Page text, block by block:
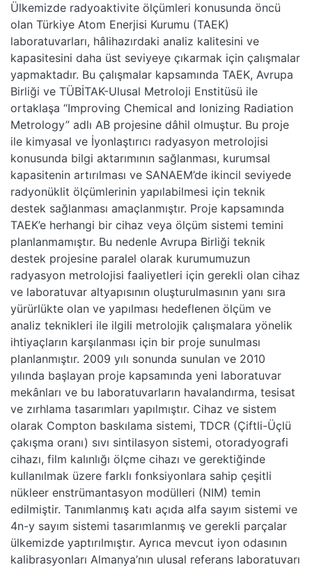
Ülkemizde radyoaktivite ölçümleri konusunda öncü
olan Türkiye Atom Enerjisi Kurumu (TAEK)
laboratuvarları, hâlihazırdaki analiz kalitesini ve
kapasitesini daha üst seviyeye çıkarmak için çalışmalar
yapmaktadır. Bu çalışmalar kapsamında TAEK, Avrupa
Birliği ve TÜBİTAK-Ulusal Metroloji Enstitüsü ile
ortaklaşa “Improving Chemical and Ionizing Radiation
Metrology” adlı AB projesine dâhil olmuştur. Bu proje
ile kimyasal ve İyonlaştırıcı radyasyon metrolojisi
konusunda bilgi aktarımının sağlanması, kurumsal
kapasitenin artırılması ve SANAEM’de ikincil seviyede
radyonüklit ölçümlerinin yapılabilmesi için teknik
destek sağlanması amaçlanmıştır. Proje kapsamında
TAEK’e herhangi bir cihaz veya ölçüm sistemi temini
planlanmamıştır. Bu nedenle Avrupa Birliği teknik
destek projesine paralel olarak kurumumuzun
radyasyon metrolojisi faaliyetleri için gerekli olan cihaz
ve laboratuvar altyapısının oluşturulmasının yanı sıra
yürürlükte olan ve yapılması hedeflenen ölçüm ve
analiz teknikleri ile ilgili metrolojik çalışmalara yönelik
ihtiyaçların karşılanması için bir proje sunulması
planlanmıştır. 2009 yılı sonunda sunulan ve 2010
yılında başlayan proje kapsamında yeni laboratuvar
mekânları ve bu laboratuvarların havalandırma, tesisat
ve zırhlama tasarımları yapılmıştır. Cihaz ve sistem
olarak Compton baskılama sistemi, TDCR (Çiftli-Üçlü
çakışma oranı) sıvı sintilasyon sistemi, otoradyografi
cihazı, film kalınlığı ölçme cihazı ve gerektiğinde
kullanılmak üzere farklı fonksiyonlara sahip çeşitli
nükleer enstrümantasyon modülleri (NIM) temin
edilmiştir. Tanımlanmış katı açıda alfa sayım sistemi ve
4n-y sayım sistemi tasarımlanmış ve gerekli parçalar
ülkemizde yaptırılmıştır. Ayrıca mevcut iyon odasının
kalibrasyonları Almanya’nın ulusal referans laboratuvarı